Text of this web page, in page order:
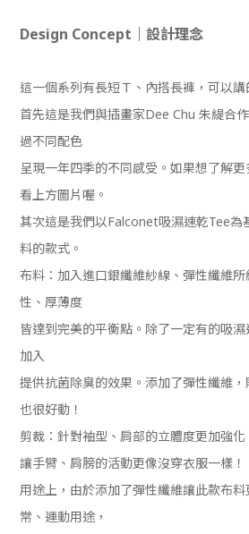
Design Concept｜設計理念
這一個系列有長短Ｔ、內搭長褲，可以講
首先這是我們與插畫家Dee Chu 朱緹合
過不同配色
呈現一年四季的不同感受。如果想了解
看上方圖片喔。
其次這是我們以Falconet吸濕速乾Tee為
料的款式。
布料：加入進口銀纖維紗線、彈性纖維
性、厚薄度
皆達到完美的平衡點。除了一定有的吸
加入
提供抗菌除臭的效果。添加了彈性纖維
也很好動！
剪裁：針對袖型、肩部的立體度更加強化
讓手臂、肩膀的活動更像沒穿衣服一樣！
用途上，由於添加了彈性纖維讓此款布
常、運動用途，